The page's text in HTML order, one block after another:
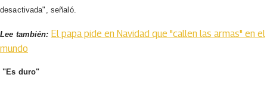
desactivada", señaló.
Lee también: El papa pide en Navidad que "callen las armas" en el
mundo
"Es duro"